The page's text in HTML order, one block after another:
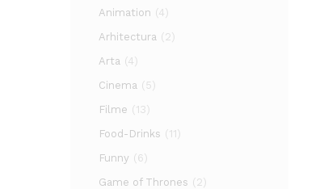
Animation (4)
Arhitectura (2)
Arta (4)
Cinema (5)
Filme (13)
Food-Drinks (11)
Funny (6)
Game of Thrones (2)